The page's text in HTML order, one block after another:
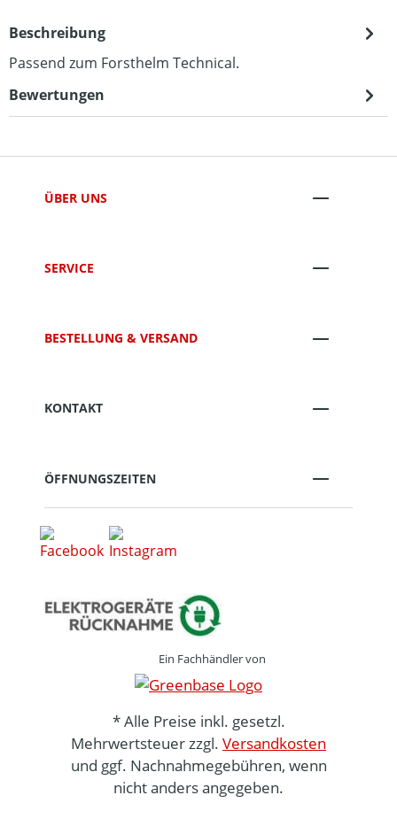
Beschreibung
Passend zum Forsthelm Technical.
Bewertungen
ÜBER UNS
SERVICE
BESTELLUNG & VERSAND
KONTAKT
ÖFFNUNGSZEITEN
Ein Fachhändler von
* Alle Preise inkl. gesetzl.
Mehrwertsteuer zzgl. Versandkosten
und ggf. Nachnahmegebühren, wenn
nicht anders angegeben.